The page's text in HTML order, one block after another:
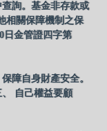
詢。基金非存款或
相關保障機制之保
日金管證四字第
障自身財產安全。
自己權益要顧